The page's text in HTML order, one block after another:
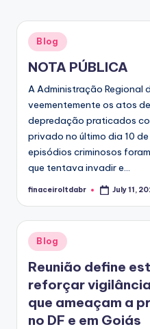
Posted
in
Blog
NOTA PÚBLICA
A Administração Regional
veementemente os atos
depredação praticados
privado no último dia 10
episódios criminosos
que tentava invadir e...
Posted
finaceiroltdabr July 11,
Posted
in
Blog
Reunião define
reforçar
que ameaçam a
no DF e em Goiás